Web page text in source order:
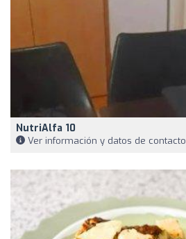
NutriAlfa 10
Ver información y datos de contacto